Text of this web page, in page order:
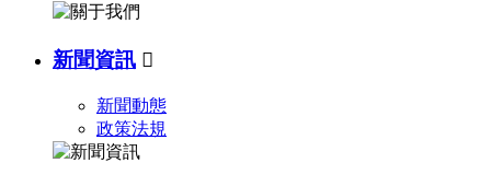
新聞資訊 
新聞動態
政策法規